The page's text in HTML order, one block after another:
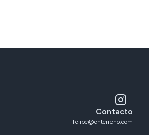
Contacto
felipe@enterreno.com